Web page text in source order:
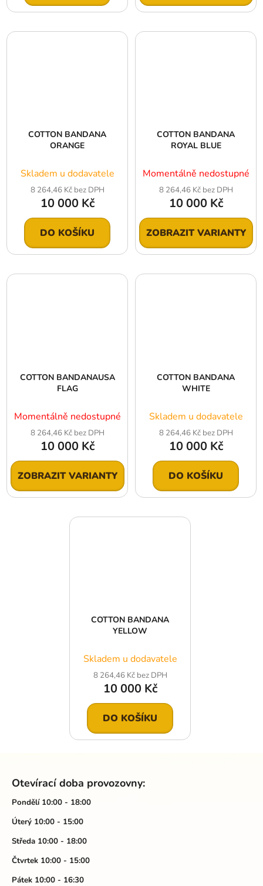
COTTON BANDANA
ORANGE
Skladem u dodavatele
8 264,46 Kč bez DPH
10 000 Kč
DO KOŠÍKU
COTTON BANDANA
ROYAL BLUE
Momentálně nedostupné
8 264,46 Kč bez DPH
10 000 Kč
ZOBRAZIT VARIANTY
COTTON BANDANAUSA
FLAG
Momentálně nedostupné
8 264,46 Kč bez DPH
10 000 Kč
ZOBRAZIT VARIANTY
COTTON BANDANA
WHITE
Skladem u dodavatele
8 264,46 Kč bez DPH
10 000 Kč
DO KOŠÍKU
COTTON BANDANA
YELLOW
Skladem u dodavatele
8 264,46 Kč bez DPH
10 000 Kč
DO KOŠÍKU
Otevírací doba provozovny:
Pondělí 10:00 - 18:00
Úterý 10:00 - 15:00
Středa 10:00 - 18:00
Čtvrtek 10:00 - 15:00
Pátek 10:00 - 16:30